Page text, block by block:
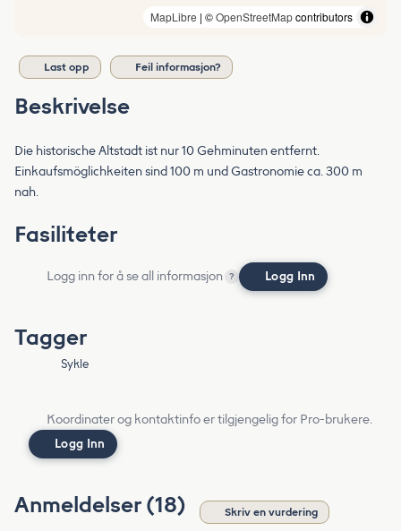
MapLibre | ©OpenStreetMapcontributors
Last opp Feil informasjon?
Beskrivelse
Die historische Altstadt ist nur 10 Gehminuten entfernt.
Einkaufsmöglichkeiten sind 100 m und Gastronomie ca. 300 m
nah.
Fasiliteter
Logg inn for å se all informasjon ? Logg Inn
Tagger
Sykle
Koordinater og kontaktinfo er tilgjengelig for Pro-brukere.
Logg Inn
Anmeldelser (18) Skriv en vurdering